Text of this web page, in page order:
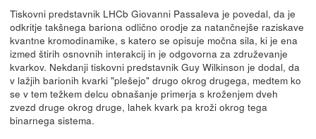
Tiskovni predstavnik LHCb Giovanni Passaleva je povedal, da je
odkritje takšnega bariona odlično orodje za natančnejše raziskave
kvantne kromodinamike, s katero se opisuje močna sila, ki je ena
izmed štirih osnovnih interakcij in je odgovorna za združevanje
kvarkov. Nekdanji tiskovni predstavnik Guy Wilkinson je dodal, da
v lažjih barionih kvarki "plešejo" drugo okrog drugega, medtem ko
se v tem težkem delcu obnašanje primerja s kroženjem dveh
zvezd druge okrog druge, lahek kvark pa kroži okrog tega
binarnega sistema.